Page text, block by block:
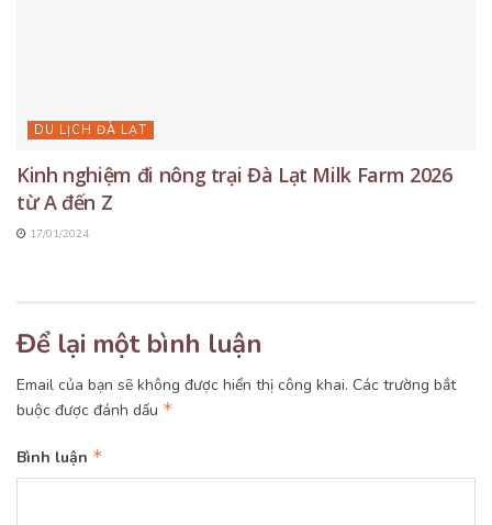
DU LỊCH ĐÀ LẠT
Kinh nghiệm đi nông trại Đà Lạt Milk Farm 2026
từ A đến Z
17/01/2024
Để lại một bình luận
Email của bạn sẽ không được hiển thị công khai. Các trường bắt
buộc được đánh dấu *
Bình luận *